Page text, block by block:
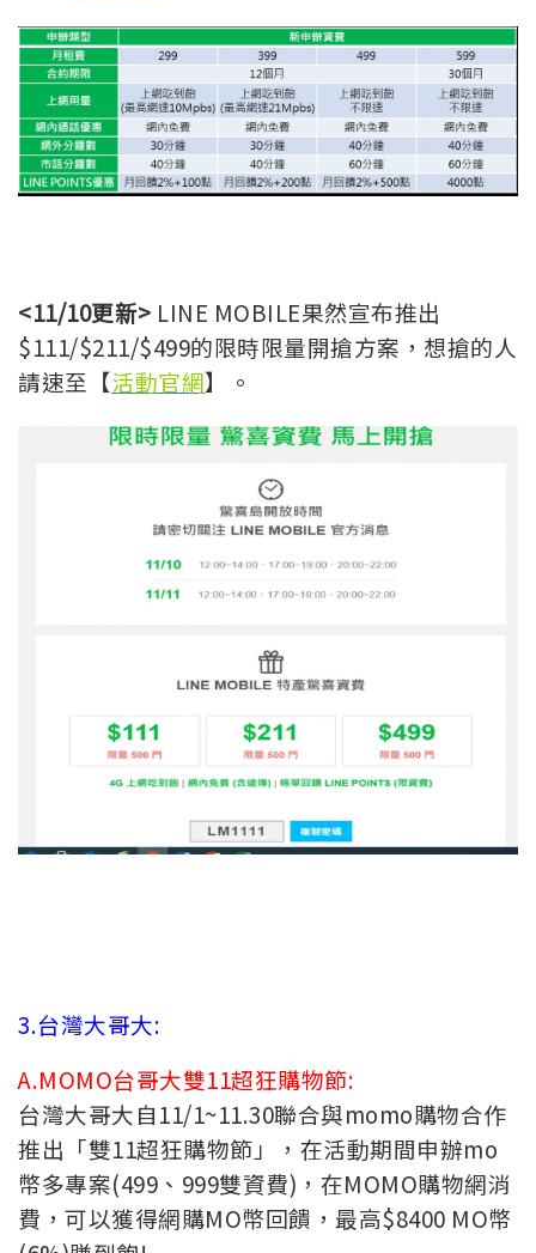
<11/10更新> LINE MOBILE果然宣布推出
$111/$211/$499的限時限量開搶方案，想搶的人
請速至【活動官網】。
3.台灣大哥大:
A.MOMO台哥大雙11超狂購物節:
台灣大哥大自11/1~11.30聯合與momo購物合作
推出「雙11超狂購物節」，在活動期間申辦mo
幣多專案(499、999雙資費)，在MOMO購物網消
費，可以獲得網購MO幣回饋，最高$8400 MO幣